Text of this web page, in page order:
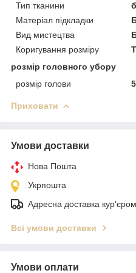
Тип тканини
Матеріал підкладки
Вид мистецтва
Коригування розміру
розмір головного убору
розмір голови
Приховати
Умови доставки
Нова Пошта
Укрпошта
Адресна доставка кур'єром
Всі умови доставки
Умови оплати